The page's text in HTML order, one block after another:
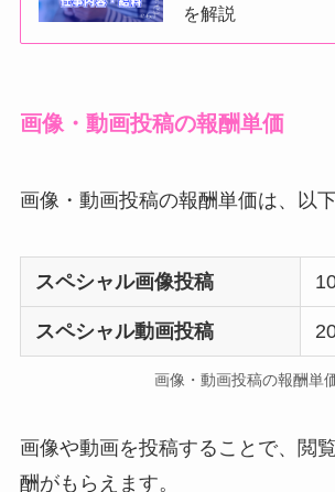
を解説
画像・動画投稿の報酬単価
画像・動画投稿の報酬単価は、以
スペシャル画像投稿
スペシャル動画投稿
画像・動画投稿の報酬単
画像や動画を投稿することで、閲
酬がもらえます。